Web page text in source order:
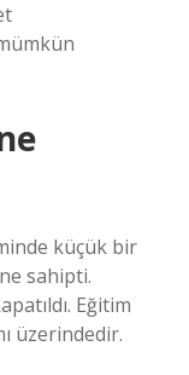
küçük bir
sahipti.
Eğitim
üzerindedir.